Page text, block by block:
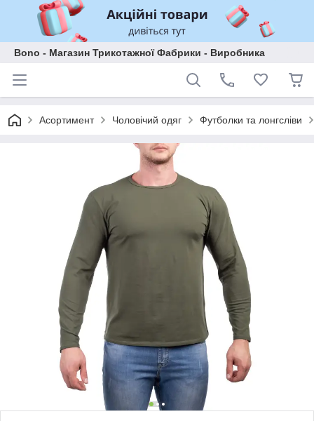
Bono - Магазин Трикотажної Фабрики - Виробника
Асортимент Чоловічий одяг Футболки та лонгсліви